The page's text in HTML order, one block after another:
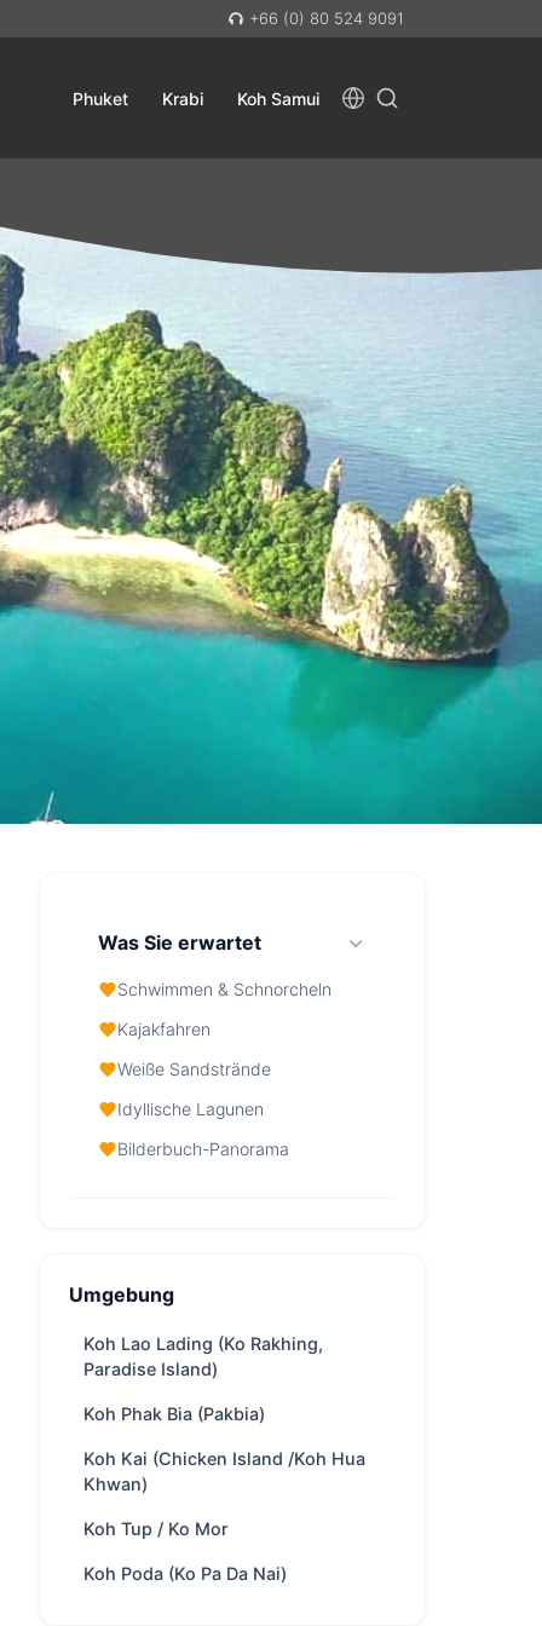
+66 (0) 80 524 9091
Phuket Krabi Koh Samui
Was Sie erwartet
Schwimmen & Schnorcheln
Kajakfahren
Weiße Sandstrände
Idyllische Lagunen
Bilderbuch-Panorama
Ab
Region
Phuket
Boat
ride
Bootsgeschwindigkeit, ca. 75
Yachten
87 verfügbar
types
Best Schwimmen & Schnorcheln ·
Umgebung
Koh Lao Lading (Ko Rakhing,
Paradise Island)
Koh Phak Bia (Pakbia)
Koh Kai (Chicken Island /Koh Hua
Khwan)
Koh Tup / Ko Mor
Koh Poda (Ko Pa Da Nai)